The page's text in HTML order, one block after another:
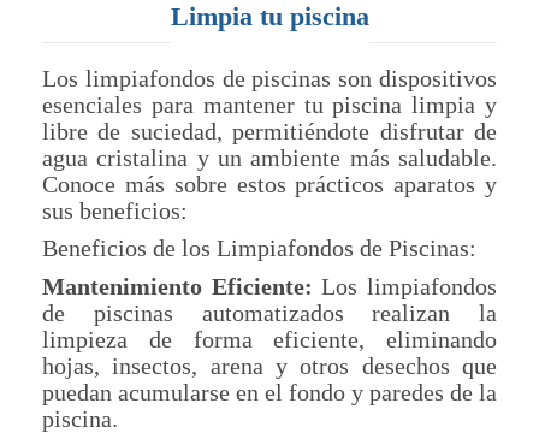
Limpia tu piscina
Los limpiafondos de piscinas son dispositivos
esenciales para mantener tu piscina limpia y
libre de suciedad, permitiéndote disfrutar de
agua cristalina y un ambiente más saludable.
Conoce más sobre estos prácticos aparatos y
sus beneficios:
Beneficios de los Limpiafondos de Piscinas:
Mantenimiento Eficiente: Los limpiafondos
de piscinas automatizados realizan la
limpieza de forma eficiente, eliminando
hojas, insectos, arena y otros desechos que
puedan acumularse en el fondo y paredes de la
piscina.